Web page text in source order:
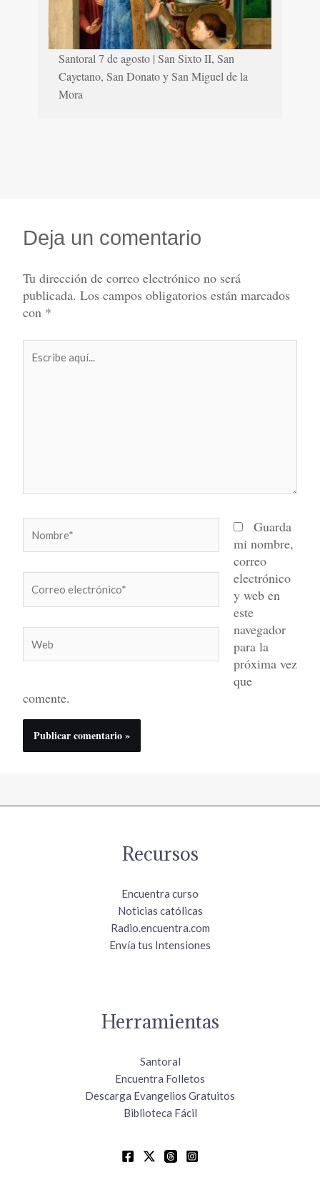
Santoral 7 de agosto | San Sixto II, San
Cayetano, San Donato y San Miguel de la
Mora
Deja un comentario
Tu dirección de correo electrónico no será
publicada. Los campos obligatorios están marcados
con *
aquí...
electrónico*
Guarda
mi nombre,
correo
electrónico
y web en
este
navegador
para la
próxima vez
que
comente.
Recursos
Encuentra curso
Noticias católicas
Radio.encuentra.com
Envía tus Intensiones
Herramientas
Santoral
Encuentra Folletos
Descarga Evangelios Gratuitos
Biblioteca Fácil